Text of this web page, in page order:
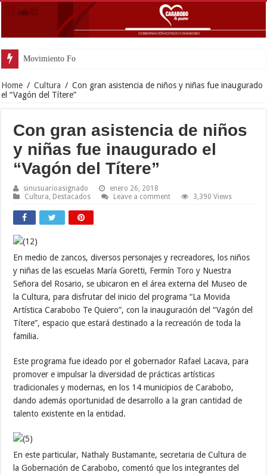
Movimiento Fortín 4F rindió homen
Home / Cultura / Con gran asistencia de niños y niñas fue inaugurado
el “Vagón del Títere”
Con gran asistencia de niños
y niñas fue inaugurado el
“Vagón del Títere”
sinusuarioasignado
enero 26, 2018
Cultura Destacados Leave a comment 3,390 Views
En medio de zancos, diversos personajes y recreadores, los niños
y niñas de las escuelas María Goretti, Fermín Toro y Nuestra
Señora del Rosario, se ubicaron en el área externa del Museo de
la Cultura, para disfrutar del inicio del programa “La Movida
Artística Carabobo Te Quiero”, con la inauguración del “Vagón del
Títere”, espacio que estará destinado a la recreación de toda la
familia.
Este programa fue ideado por el gobernador Rafael Lacava, para
promover e impulsar la diversidad de prácticas artísticas
tradicionales y modernas, en los 14 municipios de Carabobo,
dando además oportunidad de desarrollo a la gran cantidad de
talento existente en la entidad.
En este particular, Nathaly Bustamante, secretaria de Cultura de
la Gobernación de Carabobo, comentó que los integrantes del